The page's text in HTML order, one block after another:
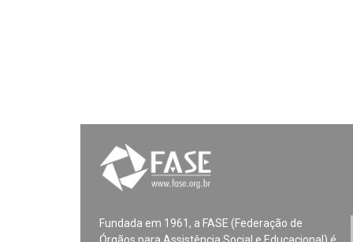
Fundada em 1961, a FASE (Federação de